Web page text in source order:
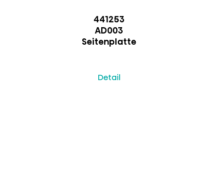
441253
AD003
Seitenplatte
Detail